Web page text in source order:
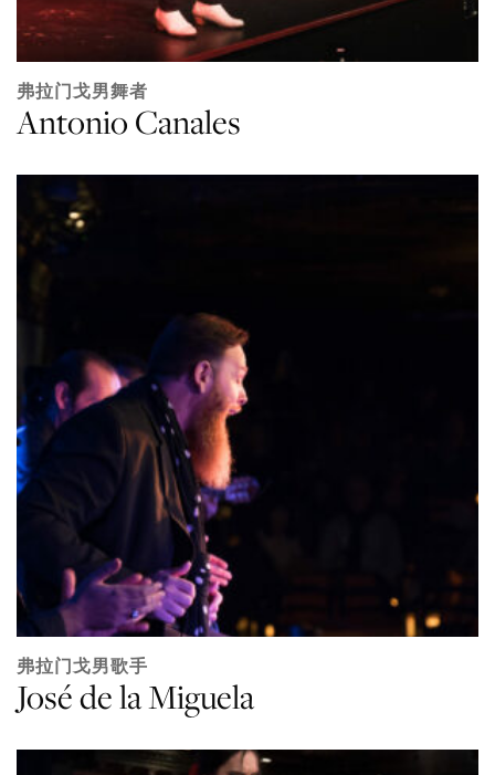
弗拉门戈男舞者
Antonio Canales
弗拉门戈男歌手
José de la Miguela